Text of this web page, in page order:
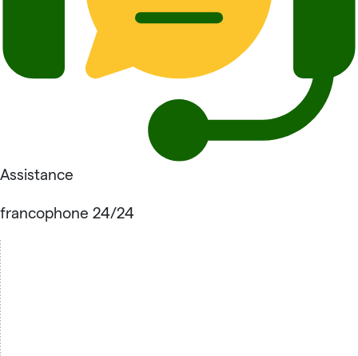
Assistance
francophone 24/24